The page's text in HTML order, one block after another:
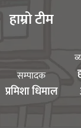
कुकुरलाई खानासहित
संघ झापाको
हाम्रो टीम
सम्पादक
प्रमिशा धिमाल